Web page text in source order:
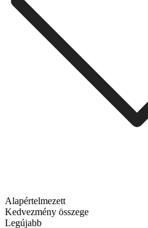
Alapértelmezett
Kedvezmény összege
Legújabb